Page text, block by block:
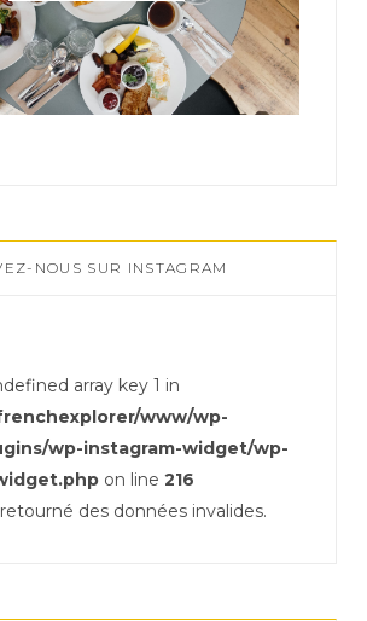
NOUS SUR INSTAGRAM
array key 1 in
www/wp-
wp-instagram-widget/wp-
on line 216
des données invalides.